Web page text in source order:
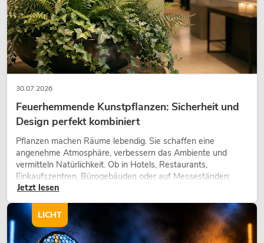
30.07.2026
Feuerhemmende Kunstpflanzen: Sicherheit und
Design perfekt kombiniert
Pflanzen machen Räume lebendig. Sie schaffen eine
angenehme Atmosphäre, verbessern das Ambiente und
vermitteln Natürlichkeit. Ob in Hotels, Restaurants,
Einkaufszentren, Bürogebäuden oder auf Messeständen:
eine hochwertige Begrünung gehört heute längst zum
Jetzt lesen
LICHT